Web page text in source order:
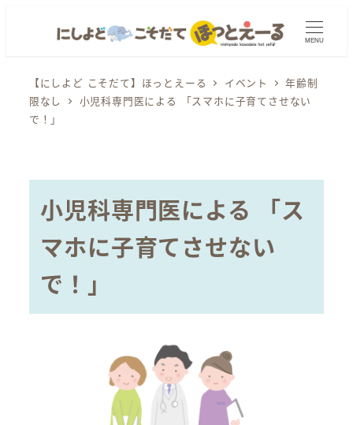
MENU
【にしよど こそだて】ほっとえーる イベント
年齢制
限なし
小児科専門医による 「スマホに子育てさせない
で！」
小児科専門医による 「ス
マホに子育てさせない
で！」